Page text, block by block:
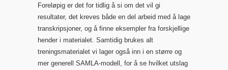
Foreløpig er det for tidlig å si om det vil gi
resultater, det kreves både en del arbeid med å lage
transkripsjoner, og å finne eksempler fra forskjellige
hender i materialet. Samtidig brukes alt
treningsmaterialet vi lager også inn i en større og
mer generell SAMLA-modell, for å se hvilket utslag